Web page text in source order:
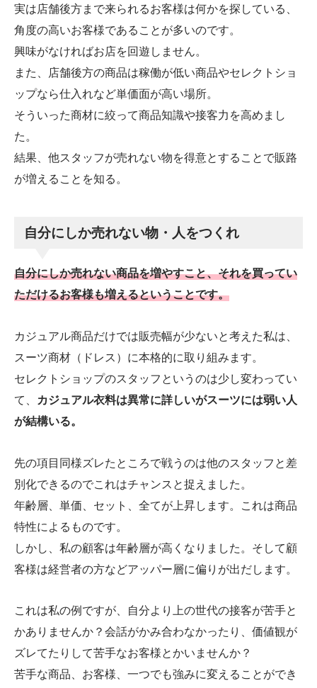
実は店舗後方まで来られるお客様は何かを探している、
角度の高いお客様であることが多いのです。
興味がなければお店を回遊しません。
また、店舗後方の商品は稼働が低い商品やセレクトショ
ップなら仕入れなど単価面が高い場所。
そういった商材に絞って商品知識や接客力を高めまし
た。
結果、他スタッフが売れない物を得意とすることで販路
が増えることを知る。
自分にしか売れない物・人をつくれ
自分にしか売れない商品を増やすこと、それを買ってい
ただけるお客様も増えるということです。
カジュアル商品だけでは販売幅が少ないと考えた私は、
スーツ商材（ドレス）に本格的に取り組みます。
セレクトショップのスタッフというのは少し変わってい
て、 カジュアル衣料は異常に詳しいがスーツには弱い人
が結構いる。
先の項目同様ズレたところで戦うのは他のスタッフと差
別化できるのでこれはチャンスと捉えました。
年齢層、単価、セット、全てが上昇します。これは商品
特性によるものです。
しかし、私の顧客は年齢層が高くなりました。そして顧
客様は経営者の方などアッパー層に偏りが出だします。
これは私の例ですが、自分より上の世代の接客が苦手と
かありませんか？会話がかみ合わなかったり、価値観が
ズレてたりして苦手なお客様とかいませんか？
苦手な商品、お客様、一つでも強みに変えることができ